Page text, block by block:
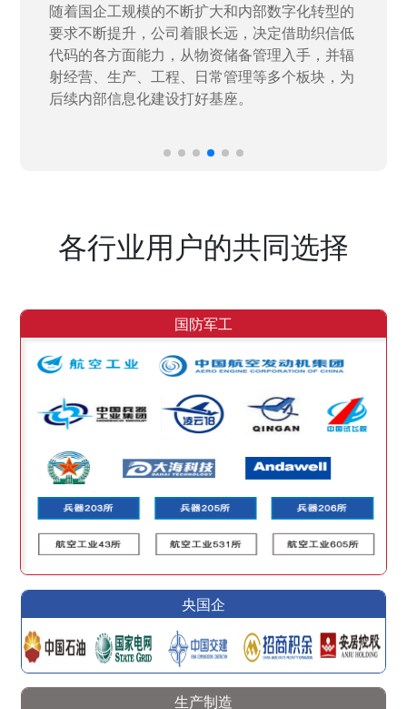
随着国企工规模的不断扩大和内部数字化转型的
要求不断提升，公司着眼长远，决定借助织信低
代码的各方面能力，从物资储备管理入手，并辐
射经营、生产、工程、日常管理等多个板块，为
后续内部信息化建设打好基座。
各行业用户的共同选择
国防军工
央国企
生产制造